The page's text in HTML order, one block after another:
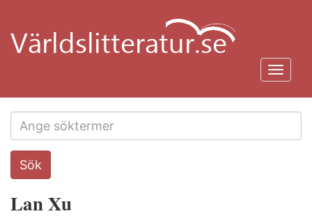
huvudinnehåll
Search
this
Sök
Lan Xu